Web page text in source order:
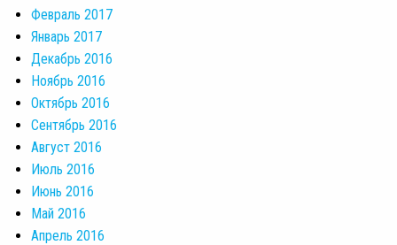
Февраль 2017
Январь 2017
Декабрь 2016
Ноябрь 2016
Октябрь 2016
Сентябрь 2016
Август 2016
Июль 2016
Июнь 2016
Май 2016
Апрель 2016